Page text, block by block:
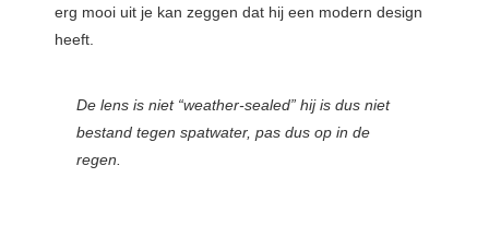
erg mooi uit je kan zeggen dat hij een modern design
heeft.
De lens is niet “weather-sealed” hij is dus niet
bestand tegen spatwater, pas dus op in de
regen.